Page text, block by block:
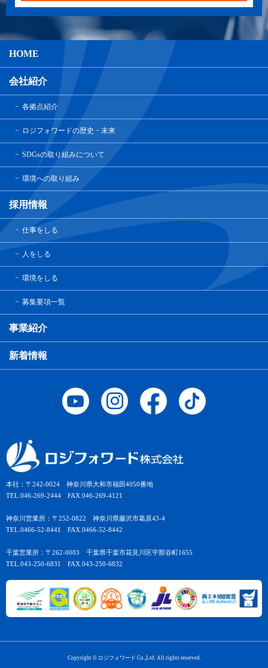
本社：〒242-0024 神奈川県大和市福田4050番地
TEL.046-269-2444 FAX.046-269-4121
神奈川営業所：〒252-0822 神奈川県藤沢市葛原43-4
TEL.0466-52-8441 FAX.0466-52-8442
千葉営業所：〒262-0003 千葉県千葉市花見川区宇那谷町1655
TEL.043-250-6831 FAX.043-250-6832
HOME
会社紹介
各拠点紹介
ロジフォワードの歴史・未来
SDGsの取り組みについて
環境への取り組み
採用情報
仕事をしる
人をしる
環境をしる
募集要項一覧
事業紹介
新着情報
Copyright © ロジフォワード Co.,Ltd. All rights reserved.